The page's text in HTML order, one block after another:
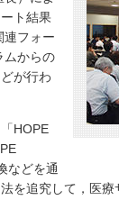
ト結果
連フォー
ムからの
が行わ
HOPE
などを通
を追究して，医